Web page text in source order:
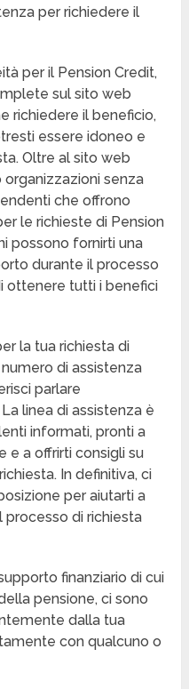
per richiedere il
per il Pension Credit,
sul sito web
richiedere il beneficio,
essere idoneo e
Oltre al sito web
senza
che offrono
le richieste di Pension
possono fornirti una
durante il processo
ottenere tutti i benefici
la tua richiesta di
di assistenza
parlare
linea di assistenza è
informati, pronti a
e a offrirti consigli su
In definitiva, ci
per aiutarti a
di richiesta
finanziario di cui
pensione, ci sono
dalla tua
con qualcuno o